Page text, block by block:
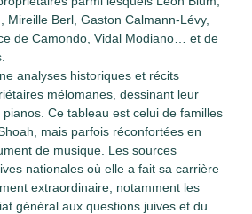
Mireille Berl, Gaston Calmann-Lévy,
de Camondo, Vidal Modiano… et de
analyses historiques et récits
mélomanes, dessinant leur
Ce tableau est celui de familles
mais parfois réconfortées en
de musique. Les sources
nationales où elle a fait sa carrière
extraordinaire, notamment les
général aux questions juives et du